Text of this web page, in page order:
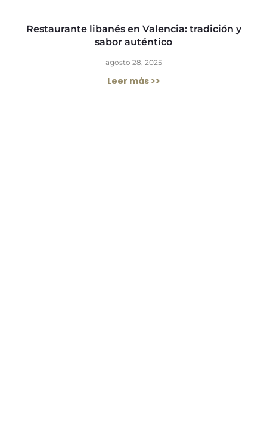
Restaurante libanés en Valencia: tradición y
sabor auténtico
agosto 28, 2025
Leer más >>